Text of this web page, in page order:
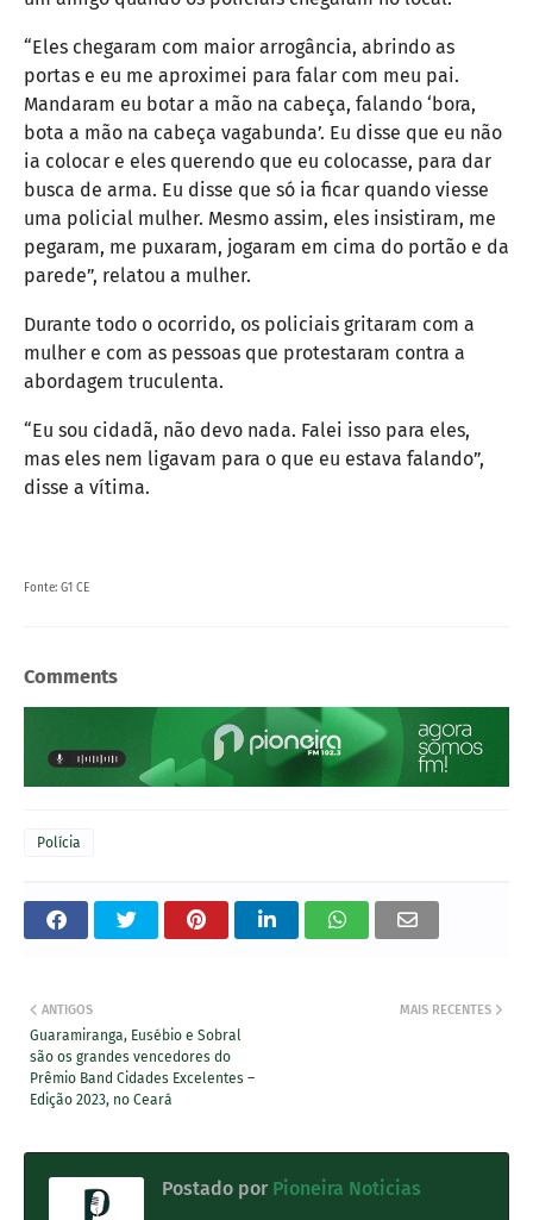
“Eles chegaram com maior arrogância, abrindo as
portas e eu me aproximei para falar com meu pai.
Mandaram eu botar a mão na cabeça, falando ‘bora,
bota a mão na cabeça vagabunda’. Eu disse que eu não
ia colocar e eles querendo que eu colocasse, para dar
busca de arma. Eu disse que só ia ficar quando viesse
uma policial mulher. Mesmo assim, eles insistiram, me
pegaram, me puxaram, jogaram em cima do portão e da
parede”, relatou a mulher.
Durante todo o ocorrido, os policiais gritaram com a
mulher e com as pessoas que protestaram contra a
abordagem truculenta.
“Eu sou cidadã, não devo nada. Falei isso para eles,
mas eles nem ligavam para o que eu estava falando”,
disse a vítima.
Fonte: G1 CE
Comments
Polícia
MAIS RECENTES
ANTIGOS
Guaramiranga, Eusébio e Sobral
são os grandes vencedores do
Prêmio Band Cidades Excelentes –
Edição 2023, no Ceará
Postado por Pioneira Noticias